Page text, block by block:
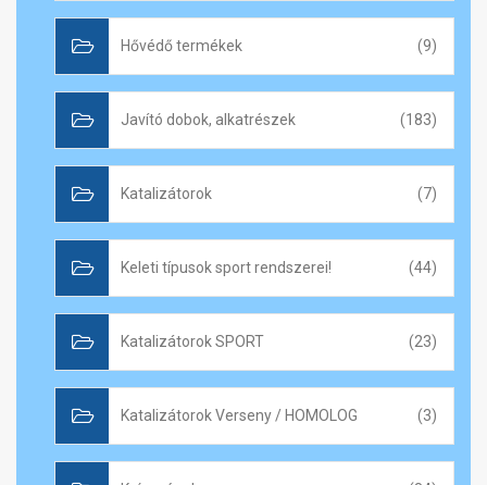
Hővédő termékek (9)
Javító dobok, alkatrészek (183)
Katalizátorok (7)
Keleti típusok sport rendszerei! (44)
Katalizátorok SPORT (23)
Katalizátorok Verseny / HOMOLOG (3)